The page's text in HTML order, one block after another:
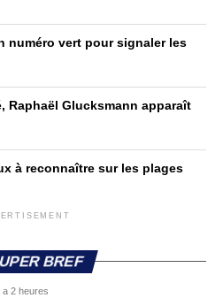
numéro vert pour signaler les
Raphaël Glucksmann apparaît
à reconnaître sur les plages
BREF
a 2 heures